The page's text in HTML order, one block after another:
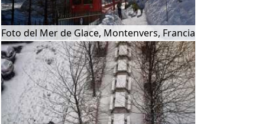
Foto del Mer de Glace, Montenvers, Francia